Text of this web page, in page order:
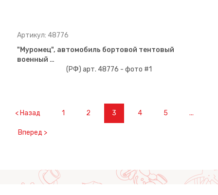
Артикул: 48776
"Муромец", автомобиль бортовой тентовый
военный …
< Назад 1 2 3 4 5 ...
Вперед >